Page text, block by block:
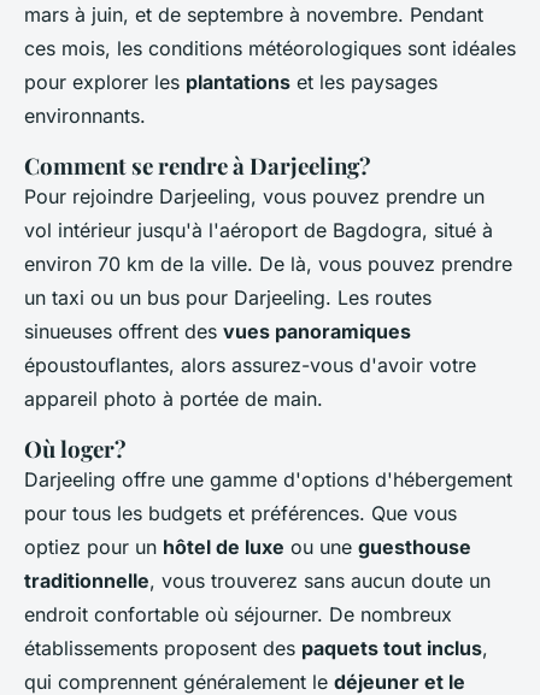
mars à juin, et de septembre à novembre. Pendant
ces mois, les conditions météorologiques sont idéales
pour explorer les plantations et les paysages
environnants.
Comment se rendre à Darjeeling?
Pour rejoindre Darjeeling, vous pouvez prendre un
vol intérieur jusqu'à l'aéroport de Bagdogra, situé à
environ 70 km de la ville. De là, vous pouvez prendre
un taxi ou un bus pour Darjeeling. Les routes
sinueuses offrent des vues panoramiques
époustouflantes, alors assurez-vous d'avoir votre
appareil photo à portée de main.
Où loger?
Darjeeling offre une gamme d'options d'hébergement
pour tous les budgets et préférences. Que vous
optiez pour un hôtel de luxe ou une guesthouse
traditionnelle, vous trouverez sans aucun doute un
endroit confortable où séjourner. De nombreux
établissements proposent des paquets tout inclus,
qui comprennent généralement le déjeuner et le